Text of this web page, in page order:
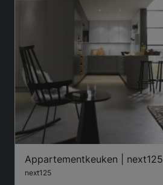
Appartementkeuken | next125
next125